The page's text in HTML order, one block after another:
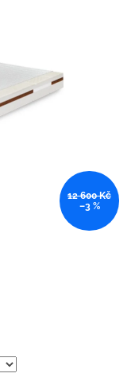
12 600 Kč
–3 %